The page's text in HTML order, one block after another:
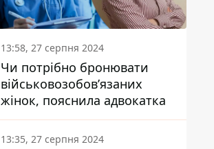
13:58, 27 серпня 2024
Чи потрібно бронювати
військовозобов’язаних
жінок, пояснила адвокатка
13:35, 27 серпня 2024